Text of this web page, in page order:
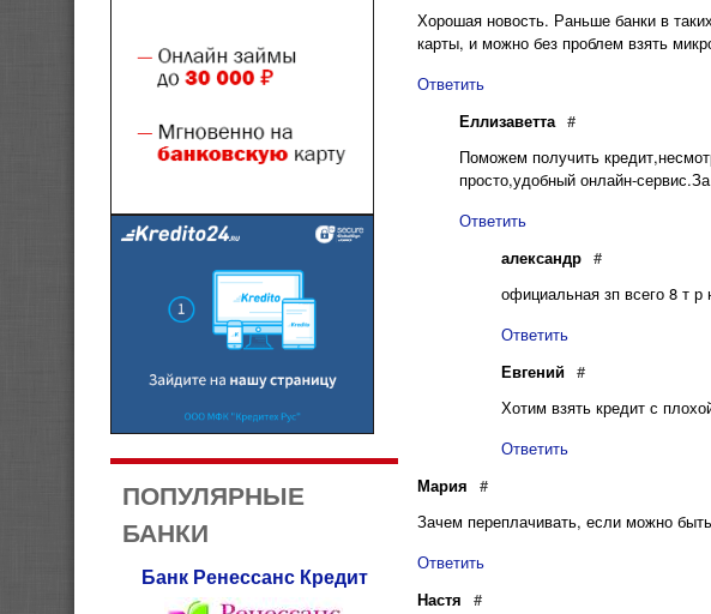
ПОПУЛЯРНЫЕ
БАНКИ
Банк Ренессанс Кредит
Хорошая новость. Раньше банки в
карты, и можно без проблем взять
Ответить
Еллизаветта #
Поможем получить
просто,удобный онлайн-
Ответить
александр #
официальная зп всего 8 т
Ответить
Евгений #
Хотим взять кредит с
Ответить
Мария #
Зачем переплачивать, если можно
Ответить
Настя #